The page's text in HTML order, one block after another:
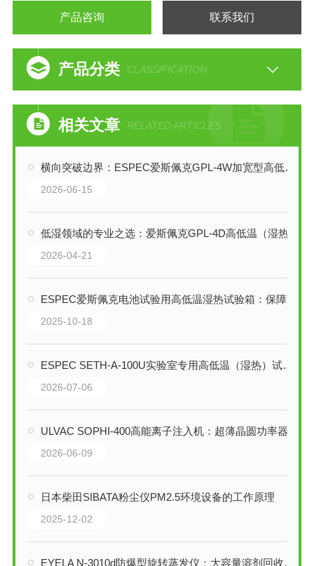
产品咨询 联系我们
产品分类 CLASSIFICATION
相关文章 RELATED ARTICLES
横向突破边界：ESPEC爱斯佩克GPL-4W加宽型高低温（湿热）试验箱技术全解析
2026-06-15
低湿领域的专业之选：爱斯佩克GPL-4D高低温（湿热）试验箱全解析
2026-04-21
ESPEC爱斯佩克电池试验用高低温湿热试验箱：保障新能源安全的关键装备
2025-10-18
ESPEC SETH-A-100U实验室专用高低温（湿热）试验箱技术解析
2026-07-06
ULVAC SOPHI-400高能离子注入机：超薄晶圆功率器件制程的理想掺杂平台
2026-06-09
日本柴田SIBATA粉尘仪PM2.5环境设备的工作原理
2025-12-02
EYELA N-3010d防爆型旋转蒸发仪：大容量溶剂回收与防爆安全的之作